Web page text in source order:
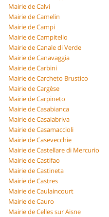
Mairie de Calvi
Mairie de Camelin
Mairie de Campi
Mairie de Campitello
Mairie de Canale di Verde
Mairie de Canavaggia
Mairie de Carbini
Mairie de Carcheto Brustico
Mairie de Cargèse
Mairie de Carpineto
Mairie de Casabianca
Mairie de Casalabriva
Mairie de Casamaccioli
Mairie de Casevecchie
Mairie de Castellare di Mercurio
Mairie de Castifao
Mairie de Castineta
Mairie de Castres
Mairie de Caulaincourt
Mairie de Cauro
Mairie de Celles sur Aisne